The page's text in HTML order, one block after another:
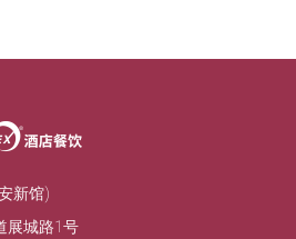
新馆)
展城路1号‌